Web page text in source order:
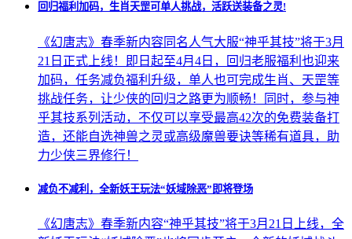
回归福利加码，生肖天罡可单人挑战，活跃送装备之灵!
《幻唐志》春季新内容同名人气大服“神乎其技”将于3月
21日正式上线！即日起至4月4日，回归老服福利也迎来
加码，任务减负福利升级，单人也可完成生肖、天罡等
挑战任务，让少侠的回归之路更为顺畅！同时，参与神
乎其技系列活动，不仅可以享受最高42次的免费装备打
造，还能自选神兽之灵或高级魔兽要诀等稀有道具，助
力少侠三界修行！
减负不减利，全新妖王玩法“妖域除恶”即将登场
《幻唐志》春季新内容“神乎其技”将于3月21日上线，全